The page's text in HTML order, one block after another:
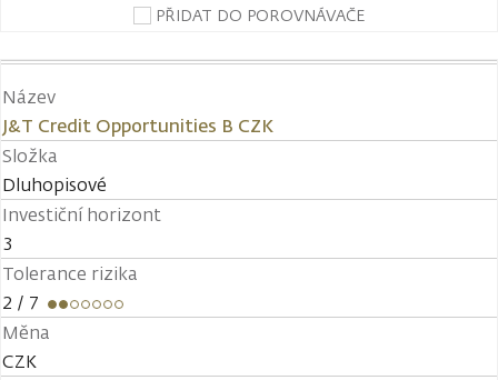
PŘIDAT DO POROVNÁVAČE
Název
J&T Credit Opportunities B CZK
Složka
Dluhopisové
Investiční horizont
3
Tolerance rizika
2 / 7
Měna
CZK